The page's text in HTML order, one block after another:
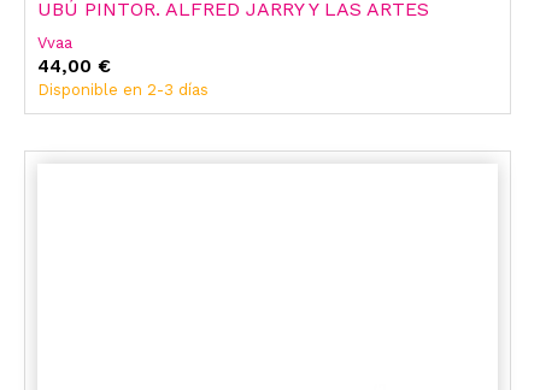
UBÚ PINTOR. ALFRED JARRY Y LAS ARTES
Vvaa
44,00 €
Disponible en 2-3 días